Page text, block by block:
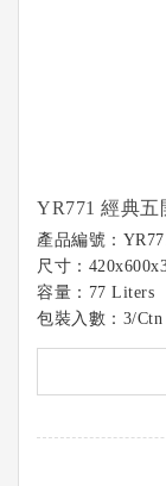
YR771 經典
產品編號：
尺寸：
容量：77 Liters
包裝入數：3/Ctn